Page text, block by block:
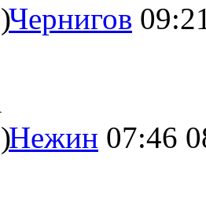
Чернигов
Нежин 07:46